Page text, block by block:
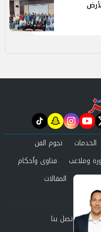
youtube
instagram
snapchat
tiktok
الخدمات
نجوم الفن
وملاعب
فتاوى وأحكام
المقالات
اتصل بنا